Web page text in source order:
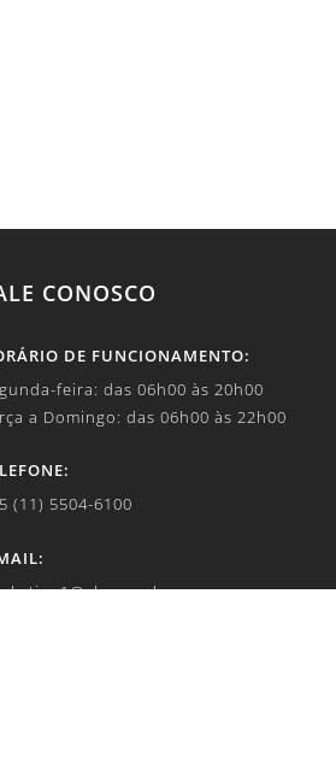
CONOSCO
DE FUNCIONAMENTO:
feira: das 06h00 às 20h00
a Domingo: das 06h00 às 22h00
(11) 5504-6100